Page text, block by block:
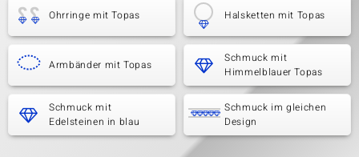
Ohrringe mit Topas Halsketten mit Topas
Armbänder mit Topas
Schmuck mit
Himmelblauer Topas
Schmuck mit
Edelsteinen in blau
Schmuck im gleichen
Design